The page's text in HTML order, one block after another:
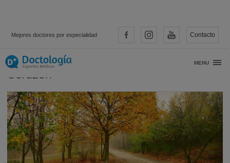
Mejores doctores por especialidad Contacto
MENU
Arrancan las caminatas de Parques con
Corazón